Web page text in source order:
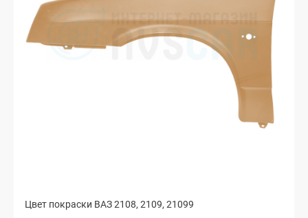
Цвет покраски ВАЗ 2108, 2109, 21099